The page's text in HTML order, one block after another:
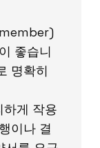
좋습니
명확히
게 작용
이나 결